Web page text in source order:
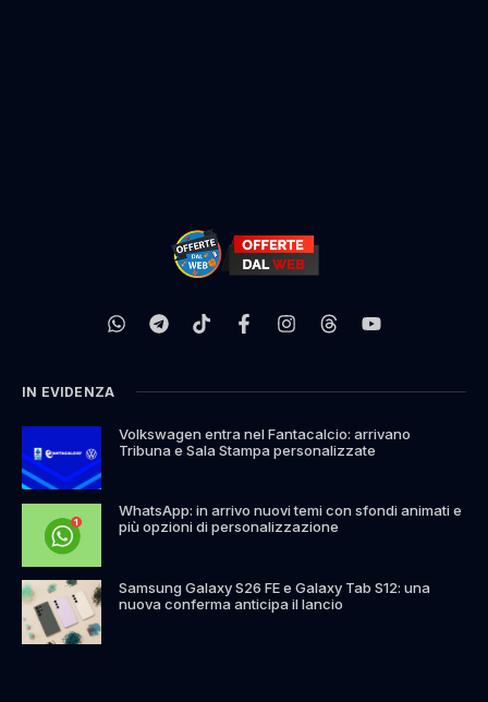
IN EVIDENZA
Volkswagen entra nel Fantacalcio: arrivano
Tribuna e Sala Stampa personalizzate
WhatsApp: in arrivo nuovi temi con sfondi animati e
più opzioni di personalizzazione
Samsung Galaxy S26 FE e Galaxy Tab S12: una
nuova conferma anticipa il lancio